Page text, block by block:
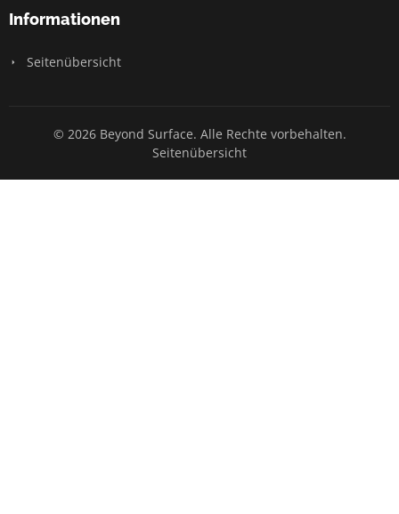
Informationen
Seitenübersicht
© 2026 Beyond Surface. Alle Rechte vorbehalten.
Seitenübersicht